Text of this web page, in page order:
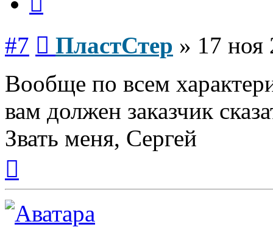
#7 ПластСтер » 17 ноя
Вообще по всем
вам должен заказчик
Звать меня, Сергей
началу